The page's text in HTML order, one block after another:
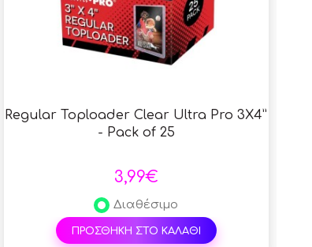
Regular Toploader Clear Ultra Pro 3X4”
- Pack of 25
3,99€
Διαθέσιμο
ΠΡΟΣΘΗΚΗ ΣΤΟ ΚΑΛΑΘΙ